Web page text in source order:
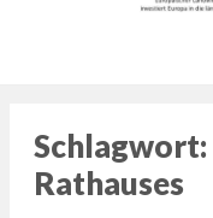
Schlagwort:
Rathauses